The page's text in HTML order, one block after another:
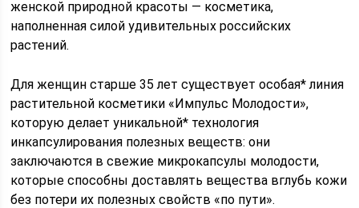
женской природной красоты — косметика,
наполненная силой удивительных российских
растений.
Для женщин старше 35 лет существует особая* линия
растительной косметики «Импульс Молодости»,
которую делает уникальной* технология
инкапсулирования полезных веществ: они
заключаются в свежие микрокапсулы молодости,
которые способны доставлять вещества вглубь кожи
без потери их полезных свойств «по пути».